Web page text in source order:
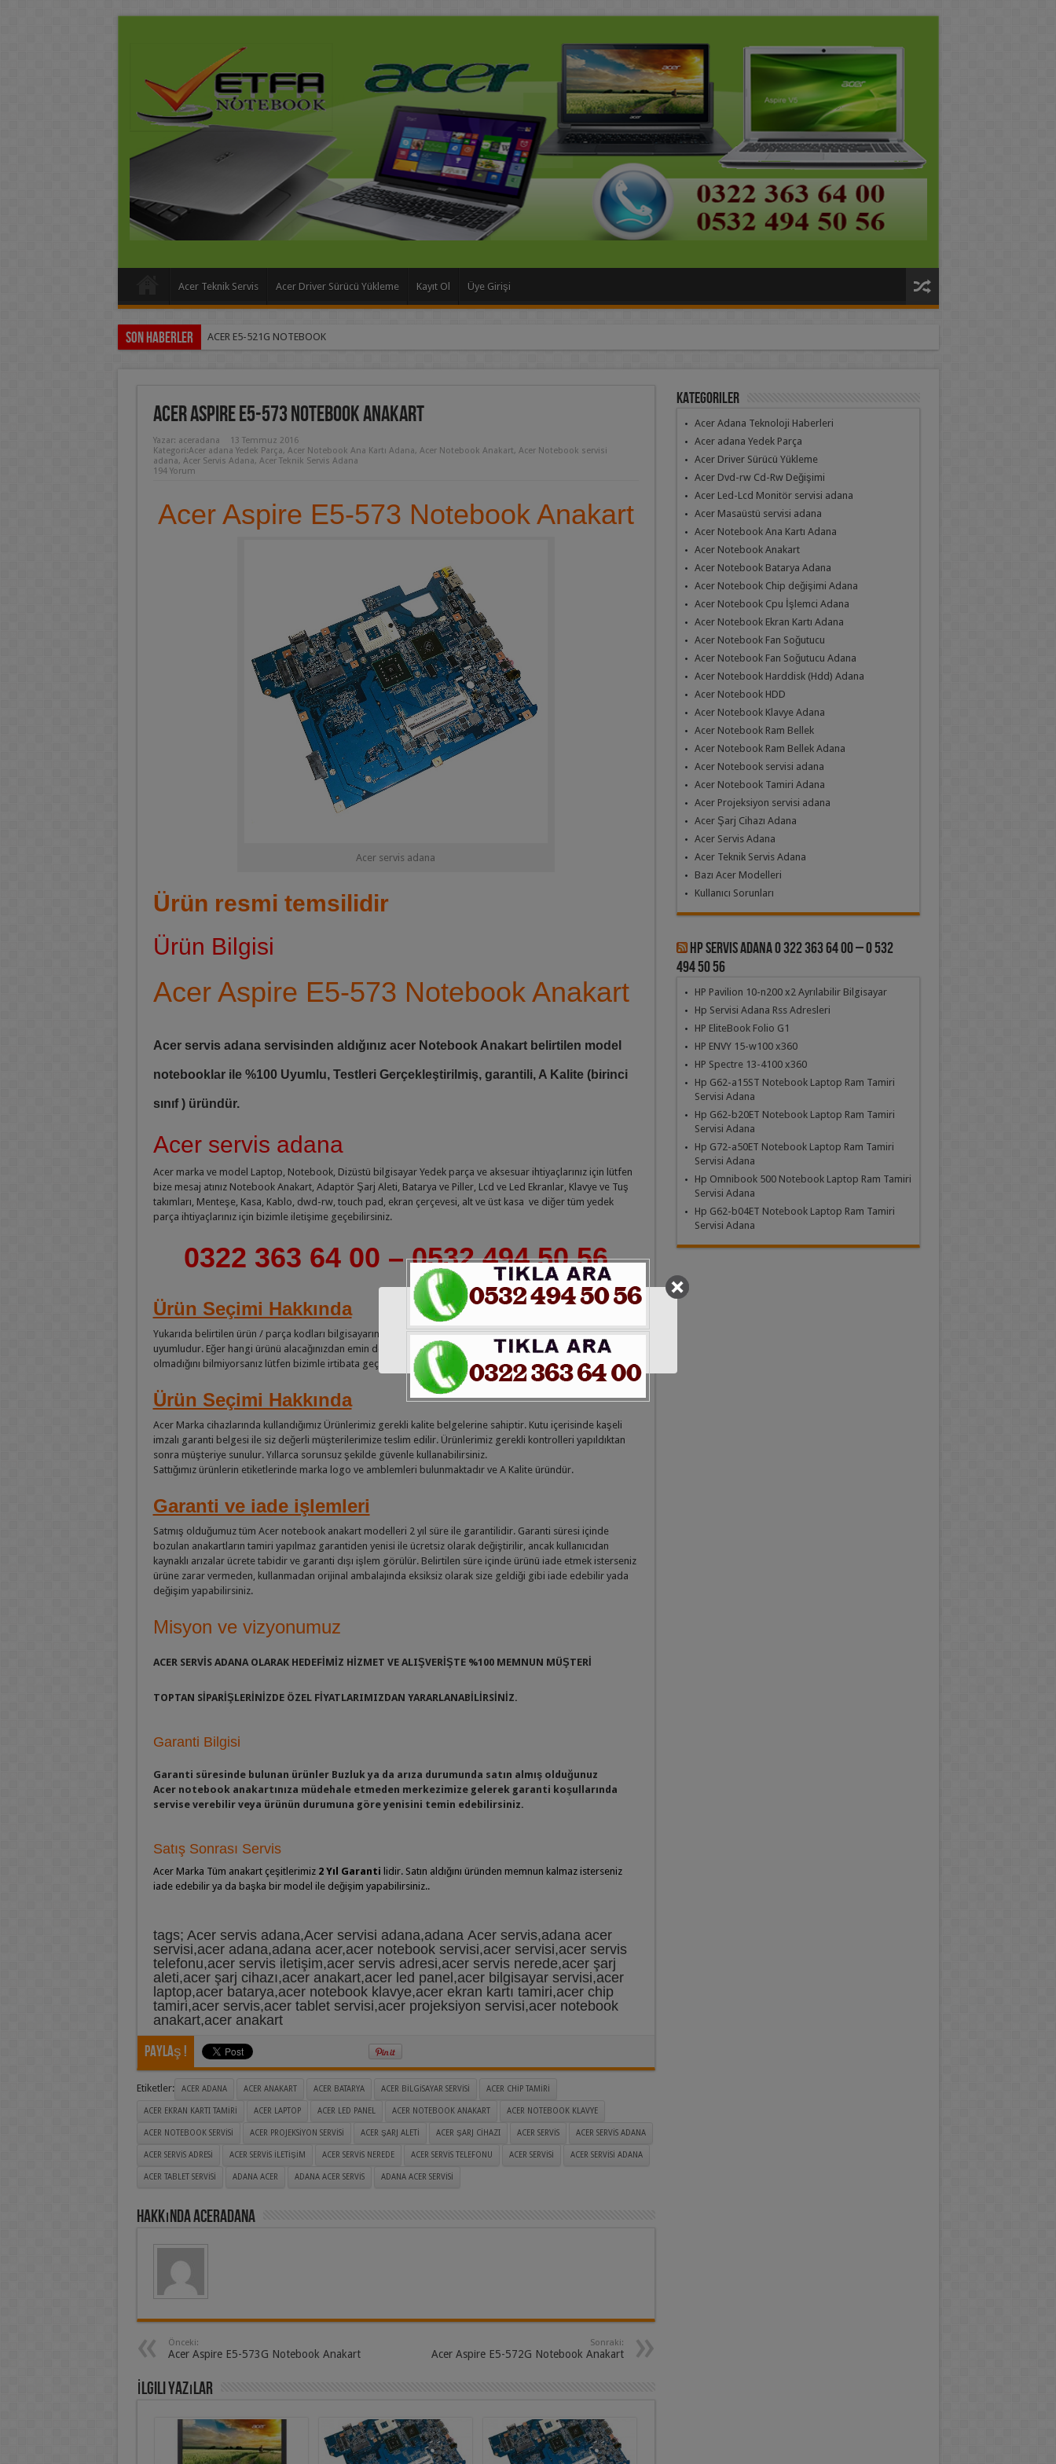
Acer Teknik Servis Acer Driver Sürücü Yükleme Kayıt Ol Üye Girişi
Son Haberler ACER E5-521G NOTEBOOK
Acer Aspire E5-573 Notebook Anakart
Yazar: aceradana
13 Temmuz 2016
Kategori:Acer adana Yedek Parça, Acer Notebook Ana Kartı Adana, Acer Notebook Anakart, Acer Notebook servisi
adana, Acer Servis Adana, Acer Teknik Servis Adana
194 Yorum
Acer Aspire E5-573 Notebook Anakart
Acer servis adana
Ürün resmi temsilidir
Ürün Bilgisi
Acer Aspire E5-573 Notebook Anakart
Acer servis adana servisinden aldığınız acer Notebook Anakart belirtilen model
notebooklar ile %100 Uyumlu, Testleri Gerçekleştirilmiş, garantili, A Kalite (birinci
sınıf ) üründür.
Acer servis adana
Acer marka ve model Laptop, Notebook, Dizüstü bilgisayar Yedek parça ve aksesuar ihtiyaçlarınız için lütfen
bize mesaj atınız Notebook Anakart, Adaptör Şarj Aleti, Batarya ve Piller, Lcd ve Led Ekranlar, Klavye ve Tuş
takımları, Menteşe, Kasa, Kablo, dwd-rw, touch pad, ekran çerçevesi, alt ve üst kasa ve diğer tüm yedek
parça ihtiyaçlarınız için bizimle iletişime geçebilirsiniz.
0322 363 64 00 – 0532 494 50 56
Ürün Seçimi Hakkında
Yukarıda belirtilen ürün / parça kodları bilgisayarınız ya anakartınızın kodu ile aynı ise bu ürün cihazınız ile
uyumludur. Eğer hangi ürünü alacağınızdan emin değilseniz ya da bu ürünün bilgisayarınız ile uyumlu olup
olmadığını bilmiyorsanız lütfen bizimle irtibata geçiniz.
Ürün Seçimi Hakkında
Acer Marka cihazlarında kullandığımız Ürünlerimiz gerekli kalite belgelerine sahiptir. Kutu içerisinde kaşeli
imzalı garanti belgesi ile siz değerli müşterilerimize teslim edilir. Ürünlerimiz gerekli kontrolleri yapıldıktan
sonra müşteriye sunulur. Yıllarca sorunsuz şekilde güvenle kullanabilirsiniz.
Sattığımız ürünlerin etiketlerinde marka logo ve amblemleri bulunmaktadır ve A Kalite üründür.
Garanti ve iade işlemleri
Satmış olduğumuz tüm Acer notebook anakart modelleri 2 yıl süre ile garantilidir. Garanti süresi içinde
bozulan anakartların tamiri yapılmaz garantiden yenisi ile ücretsiz olarak değiştirilir, ancak kullanıcıdan
kaynaklı arızalar ücrete tabidir ve garanti dışı işlem görülür. Belirtilen süre içinde ürünü iade etmek isterseniz
ürüne zarar vermeden, kullanmadan orijinal ambalajında eksiksiz olarak size geldiği gibi iade edebilir yada
değişim yapabilirsiniz.
Misyon ve vizyonumuz
ACER SERVİS ADANA OLARAK HEDEFİMİZ HİZMET VE ALIŞVERİŞTE %100 MEMNUN MÜŞTERİ
TOPTAN SİPARİŞLERİNİZDE ÖZEL FİYATLARIMIZDAN YARARLANABİLİRSİNİZ.
Garanti Bilgisi
Garanti süresinde bulunan ürünler Buzluk ya da arıza durumunda satın almış olduğunuz
Acer notebook anakartınıza müdehale etmeden merkezimize gelerek garanti koşullarında
servise verebilir veya ürünün durumuna göre yenisini temin edebilirsiniz.
Satış Sonrası Servis
Acer Marka Tüm anakart çeşitlerimiz 2 Yıl Garanti lidir. Satın aldığını üründen memnun kalmaz isterseniz
iade edebilir ya da başka bir model ile değişim yapabilirsiniz..
tags; Acer servis adana,Acer servisi adana,adana Acer servis,adana acer
servisi,acer adana,adana acer,acer notebook servisi,acer servisi,acer servis
telefonu,acer servis iletişim,acer servis adresi,acer servis nerede,acer şarj
aleti,acer şarj cihazı,acer anakart,acer led panel,acer bilgisayar servisi,acer
laptop,acer batarya,acer notebook klavye,acer ekran kartı tamiri,acer chip
tamiri,acer servis,acer tablet servisi,acer projeksiyon servisi,acer notebook
anakart,acer anakart
Paylaş !
Etiketler: ACER ADANA ACER ANAKART ACER BATARYA ACER BILGISAYAR SERVISI ACER CHIP TAMIRI
ACER EKRAN KARTI TAMIRI ACER LAPTOP ACER LED PANEL ACER NOTEBOOK ANAKART ACER NOTEBOOK KLAVYE
ACER NOTEBOOK SERVISI ACER PROJEKSIYON SERVISI ACER ŞARJ ALETI ACER ŞARJ CIHAZI ACER SERVIS ACER SERVIS ADANA
ACER SERVIS ADRESI ACER SERVIS ILETIŞIM ACER SERVIS NEREDE ACER SERVIS TELEFONU ACER SERVISI ACER SERVISI ADANA
ACER TABLET SERVISI ADANA ACER ADANA ACER SERVIS ADANA ACER SERVISI
Hakkında aceradana
Önceki:
Acer Aspire E5-573G Notebook Anakart
Sonraki:
Acer Aspire E5-572G Notebook Anakart
İlgili Yazılar
Kategoriler
Acer Adana Teknoloji Haberleri
Acer adana Yedek Parça
Acer Driver Sürücü Yükleme
Acer Dvd-rw Cd-Rw Değişimi
Acer Led-Lcd Monitör servisi adana
Acer Masaüstü servisi adana
Acer Notebook Ana Kartı Adana
Acer Notebook Anakart
Acer Notebook Batarya Adana
Acer Notebook Chip değişimi Adana
Acer Notebook Cpu İşlemci Adana
Acer Notebook Ekran Kartı Adana
Acer Notebook Fan Soğutucu
Acer Notebook Fan Soğutucu Adana
Acer Notebook Harddisk (Hdd) Adana
Acer Notebook HDD
Acer Notebook Klavye Adana
Acer Notebook Ram Bellek
Acer Notebook Ram Bellek Adana
Acer Notebook servisi adana
Acer Notebook Tamiri Adana
Acer Projeksiyon servisi adana
Acer Şarj Cihazı Adana
Acer Servis Adana
Acer Teknik Servis Adana
Bazı Acer Modelleri
Kullanıcı Sorunları
Hp Servis Adana 0 322 363 64 00 – 0 532
494 50 56
HP Pavilion 10-n200 x2 Ayrılabilir Bilgisayar
Hp Servisi Adana Rss Adresleri
HP EliteBook Folio G1
HP ENVY 15-w100 x360
HP Spectre 13-4100 x360
Hp G62-a15ST Notebook Laptop Ram Tamiri
Servisi Adana
Hp G62-b20ET Notebook Laptop Ram Tamiri
Servisi Adana
Hp G72-a50ET Notebook Laptop Ram Tamiri
Servisi Adana
Hp Omnibook 500 Notebook Laptop Ram Tamiri
Servisi Adana
Hp G62-b04ET Notebook Laptop Ram Tamiri
Servisi Adana